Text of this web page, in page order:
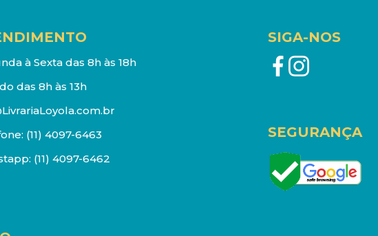
à Sexta das 8h às 18h
das 8h às 13h
(11) 4097-6463
(11) 4097-6462
SIGA-NOS
SEGURANÇA